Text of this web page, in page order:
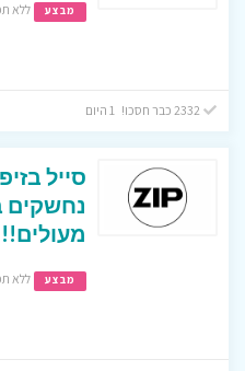
מבצע ללא
2332 כבר חסכו! 1 היום
סייל
נחשקים
מעולים!!
מבצע ללא